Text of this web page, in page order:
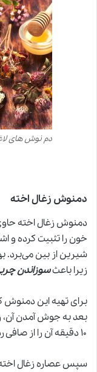
دم نوش های
دمنوش زغال اخته
دمنوش زغال اخته
خون را تثبیت کرده و
شیرین از بین می‌برد.
زیرا باعثسوزاندن
برای تهیه این
بعد به جوش آمدن آن،
۱۰ دقیقه آن را از صافی رد کنید.
سپس عصاره زغال